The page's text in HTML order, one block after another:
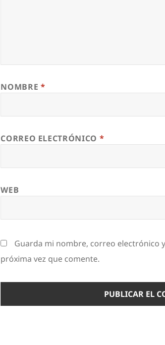
NOMBRE *
CORREO ELECTRÓNICO *
WEB
Guarda mi nombre, correo electrónico
próxima vez que comente.